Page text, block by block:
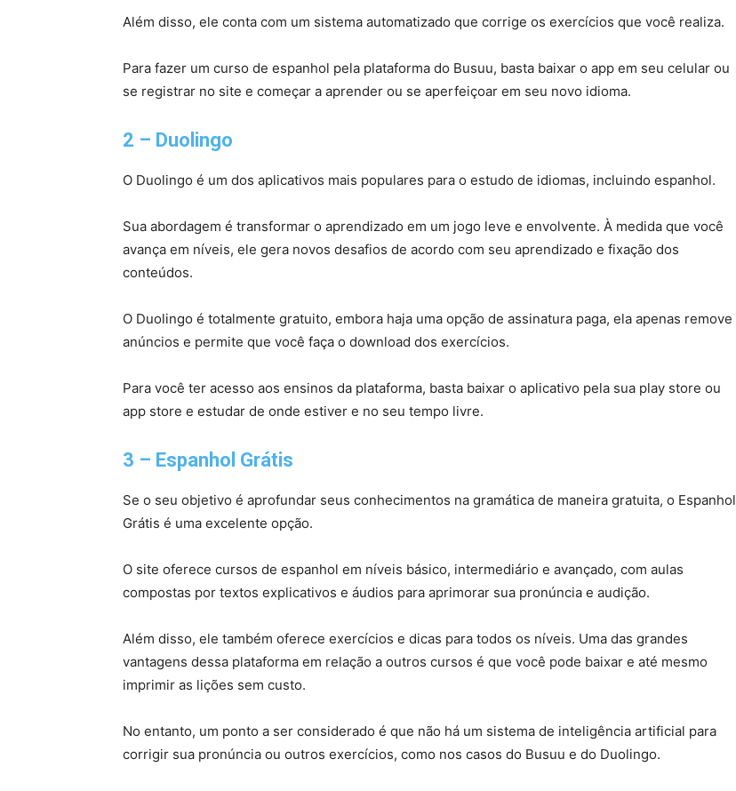
Além disso, ele conta com um sistema automatizado que corrige os exercícios que você realiza.
Para fazer um curso de espanhol pela plataforma do Busuu, basta baixar o app em seu celular ou
se registrar no site e começar a aprender ou se aperfeiçoar em seu novo idioma.
2 – Duolingo
O Duolingo é um dos aplicativos mais populares para o estudo de idiomas, incluindo espanhol.
Sua abordagem é transformar o aprendizado em um jogo leve e envolvente. À medida que você
avança em níveis, ele gera novos desafios de acordo com seu aprendizado e fixação dos
conteúdos.
O Duolingo é totalmente gratuito, embora haja uma opção de assinatura paga, ela apenas remove
anúncios e permite que você faça o download dos exercícios.
Para você ter acesso aos ensinos da plataforma, basta baixar o aplicativo pela sua play store ou
app store e estudar de onde estiver e no seu tempo livre.
3 – Espanhol Grátis
Se o seu objetivo é aprofundar seus conhecimentos na gramática de maneira gratuita, o Espanhol
Grátis é uma excelente opção.
O site oferece cursos de espanhol em níveis básico, intermediário e avançado, com aulas
compostas por textos explicativos e áudios para aprimorar sua pronúncia e audição.
Além disso, ele também oferece exercícios e dicas para todos os níveis. Uma das grandes
vantagens dessa plataforma em relação a outros cursos é que você pode baixar e até mesmo
imprimir as lições sem custo.
No entanto, um ponto a ser considerado é que não há um sistema de inteligência artificial para
corrigir sua pronúncia ou outros exercícios, como nos casos do Busuu e do Duolingo.